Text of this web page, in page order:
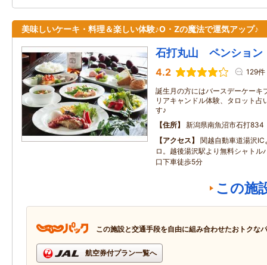
美味しいケーキ・料理＆楽しい体験♪O・Zの魔法で運気アップ♪
石打丸山 ペンショ
4.2 129件
誕生月の方にはバースデーケーキ
リアキャンドル体験、タロット占
す♪
住所
新潟県南魚沼市石打834
アクセス
関越自動車道湯沢
ロ。越後湯沢駅より無料シャトル
口下車徒歩5分
この施
この施設と交通手段を自由に組み合わせたおトクな
航空券付プラン一覧へ